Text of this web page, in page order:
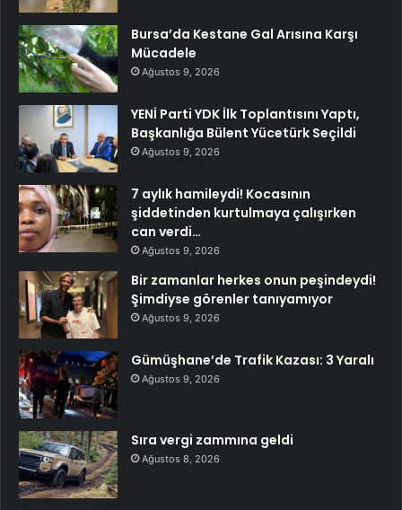
Bursa’da Kestane Gal Arısına Karşı
Mücadele
Ağustos 9, 2026
YENİ Parti YDK İlk Toplantısını Yaptı,
Başkanlığa Bülent Yücetürk Seçildi
Ağustos 9, 2026
7 aylık hamileydi! Kocasının
şiddetinden kurtulmaya çalışırken
can verdi…
Ağustos 9, 2026
Bir zamanlar herkes onun peşindeydi!
Şimdiyse görenler tanıyamıyor
Ağustos 9, 2026
Gümüşhane’de Trafik Kazası: 3 Yaralı
Ağustos 9, 2026
Sıra vergi zammına geldi
Ağustos 8, 2026